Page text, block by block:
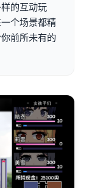
的互动玩
个场景都精
前所未有的